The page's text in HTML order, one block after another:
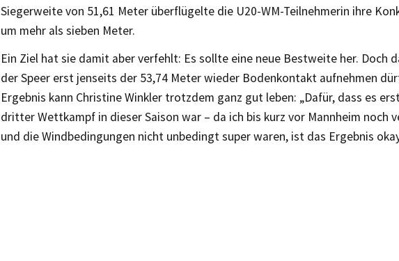
Siegerweite von 51,61 Meter überflügelte die U20-WM-Teilnehmerin ihre
um mehr als sieben Meter.
Ein Ziel hat sie damit aber verfehlt: Es sollte eine neue Bestweite her. Doch
der Speer erst jenseits der 53,74 Meter wieder Bodenkontakt aufnehmen
Ergebnis kann Christine Winkler trotzdem ganz gut leben: „Dafür, dass es
dritter Wettkampf in dieser Saison war – da ich bis kurz vor Mannheim noch
und die Windbedingungen nicht unbedingt super waren, ist das Ergebnis